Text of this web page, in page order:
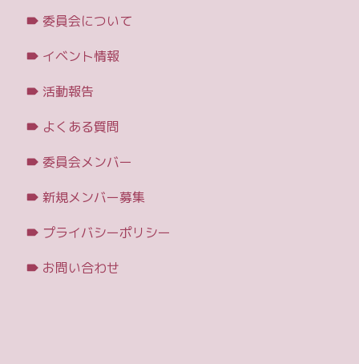
委員会について
イベント情報
活動報告
よくある質問
委員会メンバー
新規メンバー募集
プライバシーポリシー
お問い合わせ